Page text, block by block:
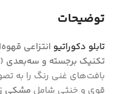
توضیحات
تابلو دکوراتیو انتزاعی
تکنیک برجسته و سه‌بعدی (3D)
بافت‌های غنی رنگ را به
قوی و خنثی شامل مشکی